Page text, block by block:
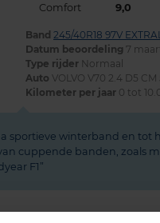
Comfort
9,0
Band 245/40R18 97V
Datum beoordeling 7
Type rijder Normaal
Auto VOLVO V70 2.4 D5
Kilometer per jaar 0 tot
sportieve winterband en tot
cuppende banden, zoals
F1